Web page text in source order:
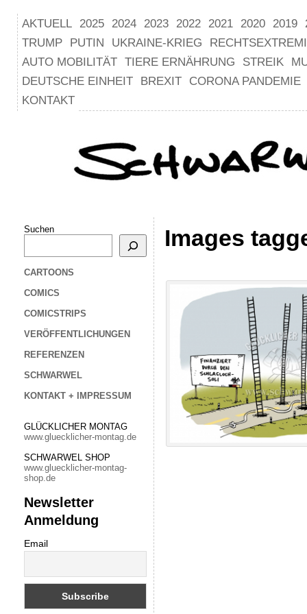
AKTUELL 2025 2024 2023 2022 2021 2020 2019
TRUMP
PUTIN UKRAINE-KRIEG
AUTO MOBILITÄT TIERE ERNÄHRUNG STREIK
DEUTSCHE EINHEIT
BREXIT
CORONA PANDEMIE
KONTAKT
Suchen
CARTOONS
COMICS
COMICSTRIPS
VERÖFFENTLICHUNGEN
REFERENZEN
SCHWARWEL
KONTAKT + IMPRESSUM
GLÜCKLICHER MONTAG
www.gluecklicher-montag.de
SCHWARWEL SHOP
www.gluecklicher-montag-
shop.de
Newsletter
Anmeldung
Email
Images